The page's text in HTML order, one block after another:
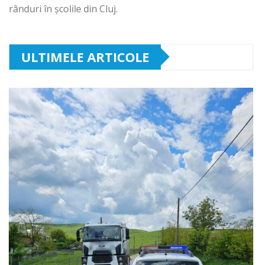
rânduri în şcolile din Cluj.
ULTIMELE ARTICOLE